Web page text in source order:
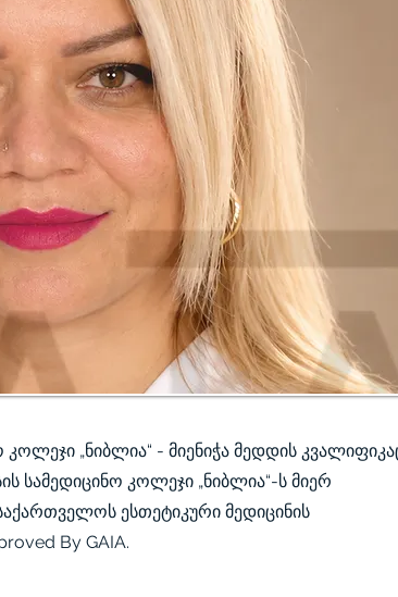
„ნიბლია“ - მიენიჭა მედდის
სამედიცინო კოლეჯი „ნიბლია“-ს მიერ
ესთეტიკური მედიცინის
By GAIA.